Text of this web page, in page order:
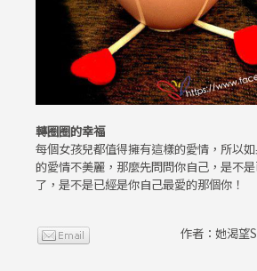
轉圈圈的幸福
每個女孩兒都值得擁有這樣的愛情，所以
的愛情不美麗，那麼先問問你自己，是不
了，是不是已經是你自己最愛的那個你！
作者：她渴望